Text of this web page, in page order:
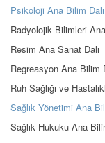
Psikoloji Ana Bilim Dalı
Radyolojik Bilimleri
Resim Ana Sanat Dalı
Regreasyon Ana Bilim
Ruh Sağlığı ve
Sağlık Yönetimi Ana
Sağlık Hukuku Ana